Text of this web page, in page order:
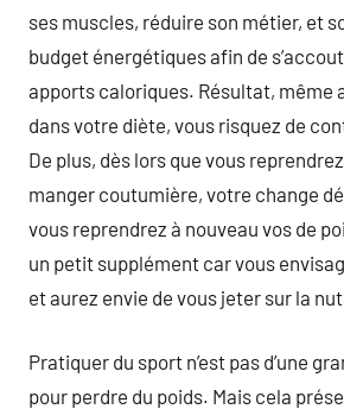
ses muscles, réduire son métier, et
budget énergétiques afin de
apports caloriques. Résultat, même
dans votre diète, vous risquez de
De plus, dès lors que vous
manger coutumière, votre change
vous reprendrez à nouveau vos de
un petit supplément car vous
et aurez envie de vous jeter sur la
Pratiquer du sport n’est pas d’une
pour perdre du poids. Mais cela